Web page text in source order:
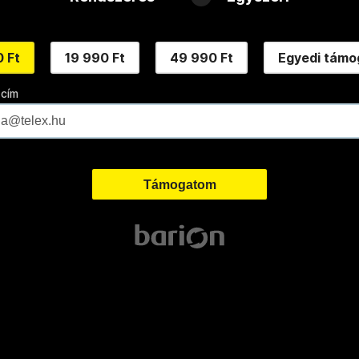
Ft 19 990 Ft 49 990 Ft Egyedi